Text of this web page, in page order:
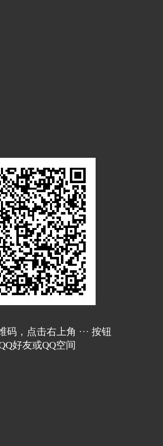
码，点击右上角 ··· 按钮
好友或QQ空间